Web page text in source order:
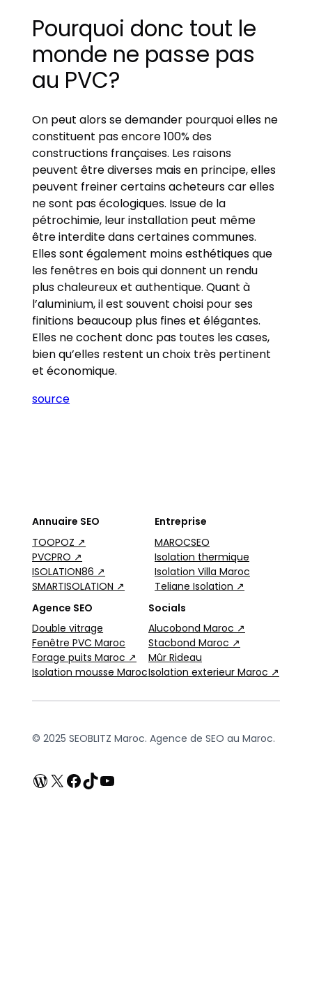
Pourquoi donc tout le
monde ne passe pas
au PVC?
On peut alors se demander pourquoi elles ne
constituent pas encore 100% des
constructions françaises. Les raisons
peuvent être diverses mais en principe, elles
peuvent freiner certains acheteurs car elles
ne sont pas écologiques. Issue de la
pétrochimie, leur installation peut même
être interdite dans certaines communes.
Elles sont également moins esthétiques que
les fenêtres en bois qui donnent un rendu
plus chaleureux et authentique. Quant à
l’aluminium, il est souvent choisi pour ses
finitions beaucoup plus fines et élégantes.
Elles ne cochent donc pas toutes les cases,
bien qu’elles restent un choix très pertinent
et économique.
source
Annuaire SEO
TOOPOZ ↗
PVCPRO ↗
ISOLATION86 ↗
SMARTISOLATION ↗
Entreprise
MAROCSEO
Isolation thermique
Isolation Villa Maroc
Teliane Isolation ↗
Agence SEO
Double vitrage
Fenêtre PVC Maroc
Forage puits Maroc ↗
Isolation mousse Maroc
Socials
Alucobond Maroc ↗
Stacbond Maroc ↗
Mûr Rideau
Isolation exterieur Maroc ↗
© 2025 SEOBLITZ Maroc. Agence de SEO au Maroc.
WordPress
X Facebook
TikTokYouTube